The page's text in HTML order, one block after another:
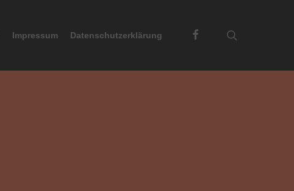
Impressum Datenschutzerklärung Facebook